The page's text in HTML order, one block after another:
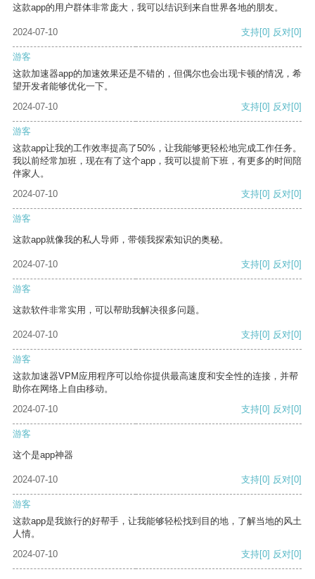
这款app的用户群体非常庞大，我可以结识到来自世界各地的朋友。
2024-07-10 支持[0] 反对[0]
游客
这款加速器app的加速效果还是不错的，但偶尔也会出现卡顿的情况，希
望开发者能够优化一下。
2024-07-10
支持[0] 反对[0]
游客
这款app让我的工作效率提高了50%，让我能够更轻松地完成工作任务。
我以前经常加班，现在有了这个app，我可以提前下班，有更多的时间陪
伴家人。
2024-07-10
支持[0] 反对[0]
游客
这款app就像我的私人导师，带领我探索知识的奥秘。
2024-07-10 支持[0] 反对[0]
游客
这款软件非常实用，可以帮助我解决很多问题。
2024-07-10 支持[0] 反对[0]
游客
这款加速器VPM应用程序可以给你提供最高速度和安全性的连接，并帮
助你在网络上自由移动。
2024-07-10
支持[0] 反对[0]
游客
这个是app神器
2024-07-10 支持[0] 反对[0]
游客
这款app是我旅行的好帮手，让我能够轻松找到目的地，了解当地的风土
人情。
2024-07-10
支持[0] 反对[0]